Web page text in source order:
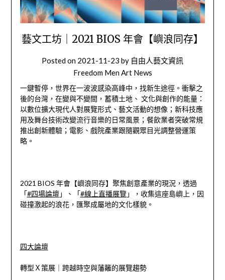
藝文工坊｜2021 BIOS 年會【嶼浪同存】
Posted on 2021-11-23 by 自由人藝文資訊
Freedom Men Art News
一鍵暫停，世界在一波波感染高峰中，找新生途徑。衝擊之
後的台灣，在變與不變間，蓄積土地、 文化與創作的能量：
以數位擴大現代人對展覽形式、藝文活動的想像；新科技應
用及舞台技術改變流行音樂的日常風景；餐飲業者突破常規
推出創新體驗；電影、戲院產業跟隨觀眾目光調整營運策
略。
2021 BIOS 年會【嶼浪同存】聚焦創意產業的現況，透過
「#四場論壇」、「#線上直播展覽」，收集這座島嶼上，因
碰撞激起的浪花，匯聚成屬地的文化樣貌。
四大論壇
轉型Ｘ策展｜跨越時空與藩籬的展覽趨勢